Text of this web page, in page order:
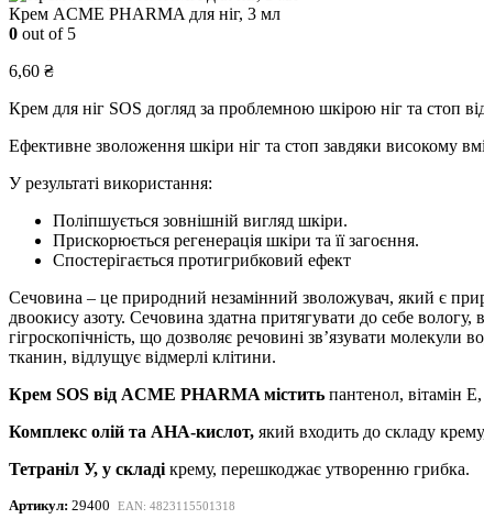
Крем ACME PHARMA для ніг, 3 мл
0 out of 5
6,60 ₴
Крем для ніг SOS догляд за проблемною шкірою ніг та стоп
Ефективне зволоження шкіри ніг та стоп завдяки високому
У результаті використання:
Поліпшується зовнішній вигляд шкіри.
Прискорюється регенерація шкіри та її загоєння.
Спостерігається протигрибковий ефект
Сечовина – це природний незамінний зволожувач, який є
двоокису азоту. Сечовина здатна притягувати до себе
гігроскопічність, що дозволяє речовині зв’язувати
тканин, відлущує відмерлі клітини.
Крем SOS від ACME PHARMA містить пантенол, вітамін
Комплекс олій та AHA-кислот, який входить до складу
Тетраніл У, у складі крему, перешкоджає утворенню грибка.
Артикул: 29400 EAN: 4823115501318